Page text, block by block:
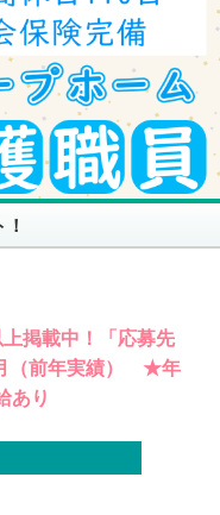
掲載中！「応募先
（前年実績） ★年
り